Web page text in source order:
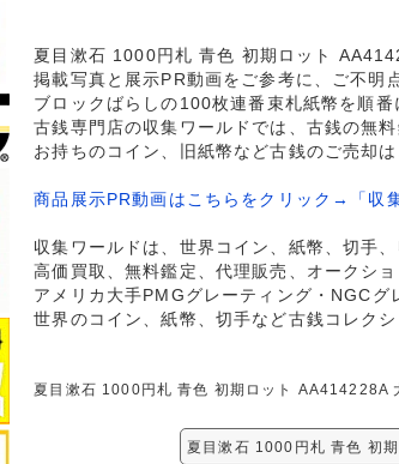
夏目漱石 1000円札 青色 初期ロット
掲載写真と展示PR動画をご参考に、ご不明
ブロックばらしの100枚連番束札紙幣を順
古銭専門店の収集ワールドでは、古銭の無
お持ちのコイン、旧紙幣など古銭のご売却
商品展示PR動画はこちらをクリック→「収
収集ワールドは、世界コイン、紙幣、切手
高価買取、無料鑑定、代理販売、オークシ
アメリカ大手PMGグレーティング・NGCグ
世界のコイン、紙幣、切手など古銭コレク
夏目漱石 1000円札 青色 初期ロット AA414228A
夏目漱石 1000円札 青色 初